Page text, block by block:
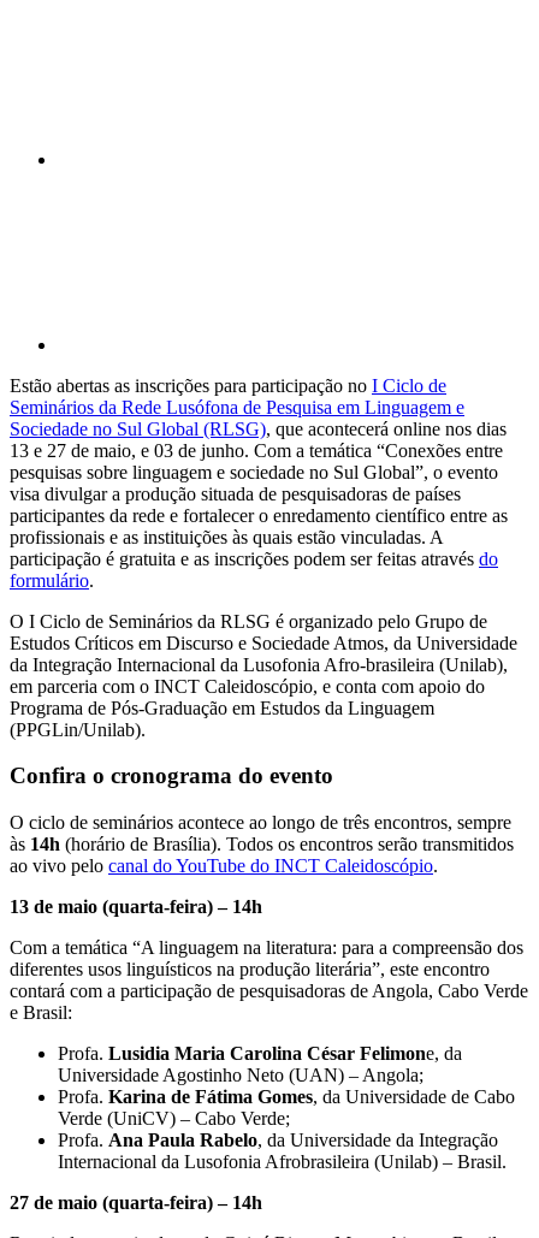
Estão abertas as inscrições para participação no I Ciclo de
Seminários da Rede Lusófona de Pesquisa em Linguagem e
Sociedade no Sul Global (RLSG), que acontecerá online nos dias
13 e 27 de maio, e 03 de junho. Com a temática “Conexões entre
pesquisas sobre linguagem e sociedade no Sul Global”, o evento
visa divulgar a produção situada de pesquisadoras de países
participantes da rede e fortalecer o enredamento científico entre as
profissionais e as instituições às quais estão vinculadas. A
participação é gratuita e as inscrições podem ser feitas através do
formulário.
O I Ciclo de Seminários da RLSG é organizado pelo Grupo de
Estudos Críticos em Discurso e Sociedade Atmos, da Universidade
da Integração Internacional da Lusofonia Afro-brasileira (Unilab),
em parceria com o INCT Caleidoscópio, e conta com apoio do
Programa de Pós-Graduação em Estudos da Linguagem
(PPGLin/Unilab).
Confira o cronograma do evento
O ciclo de seminários acontece ao longo de três encontros, sempre
às 14h (horário de Brasília). Todos os encontros serão transmitidos
ao vivo pelo canal do YouTube do INCT Caleidoscópio.
13 de maio (quarta-feira) – 14h
Com a temática “A linguagem na literatura: para a compreensão dos
diferentes usos linguísticos na produção literária”, este encontro
contará com a participação de pesquisadoras de Angola, Cabo Verde
e Brasil:
Profa. Lusidia Maria Carolina César Felimone, da
Universidade Agostinho Neto (UAN) – Angola;
Profa. Karina de Fátima Gomes, da Universidade de Cabo
Verde (UniCV) – Cabo Verde;
Profa. Ana Paula Rabelo, da Universidade da Integração
Internacional da Lusofonia Afrobrasileira (Unilab) – Brasil.
27 de maio (quarta-feira) – 14h